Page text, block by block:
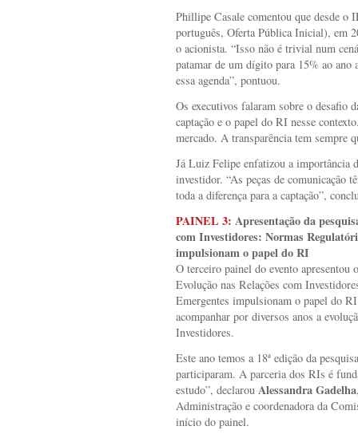
Phillipe Casale comentou que desde
português, Oferta Pública Inicial), em
o acionista. “Isso não é trivial num
patamar de um dígito para 15% ao ano
essa agenda”, pontuou.
Os executivos falaram sobre o desafio
captação e o papel do RI nesse
mercado. A transparência tem sempre
Já Luiz Felipe enfatizou a importância
investidor. “As peças de comunicação
toda a diferença para a captação”,
PAINEL 3: Apresentação da
com Investidores: Normas
impulsionam o papel do RI
O terceiro painel do evento
Evolução nas Relações com
Emergentes impulsionam o papel do
acompanhar por diversos anos a
Investidores.
Este ano temos a 18ª edição da
participaram. A parceria dos RIs é
estudo”, declarou Alessandra Gadelha
Administração e coordenadora da
início do painel.